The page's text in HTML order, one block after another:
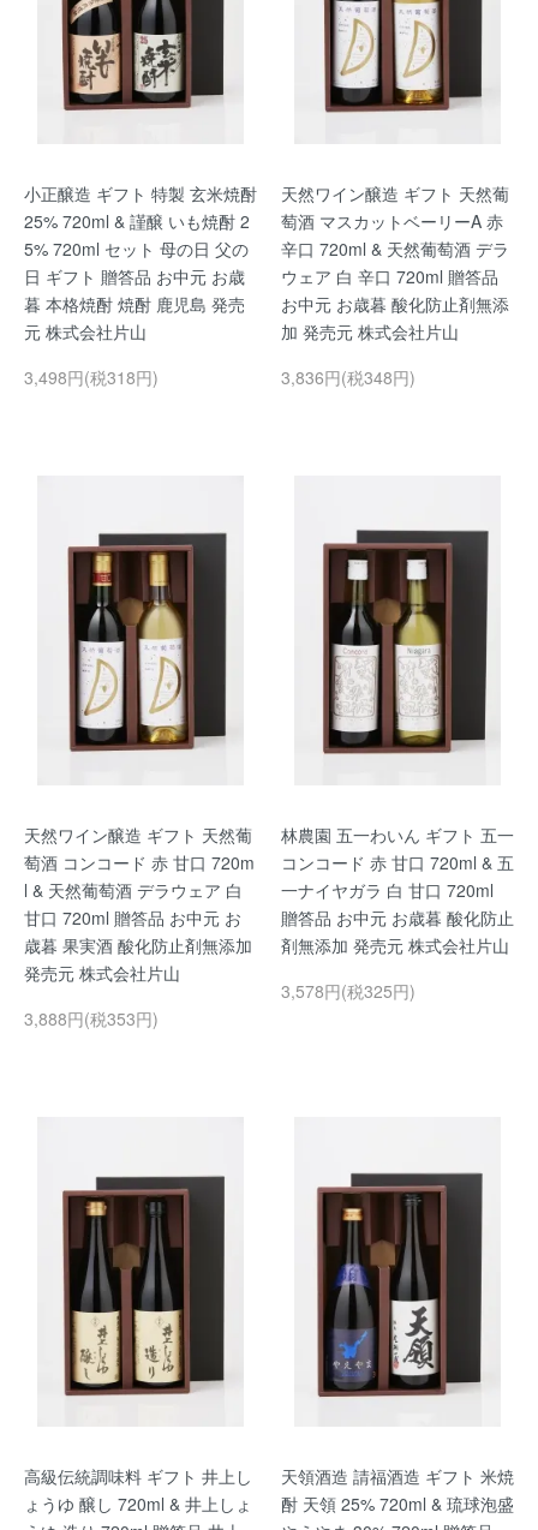
小正醸造 ギフト 特製 玄米焼酎
25% 720ml & 謹醸 いも焼酎 2
5% 720ml セット 母の日 父の
日 ギフト 贈答品 お中元 お歳
暮 本格焼酎 焼酎 鹿児島 発売
元 株式会社片山
3,498円(税318円)
天然ワイン醸造 ギフト 天然葡
萄酒 マスカットベーリーA 赤
辛口 720ml & 天然葡萄酒 デラ
ウェア 白 辛口 720ml 贈答品
お中元 お歳暮 酸化防止剤無添
加 発売元 株式会社片山
3,836円(税348円)
天然ワイン醸造 ギフト 天然葡
萄酒 コンコード 赤 甘口 720m
l & 天然葡萄酒 デラウェア 白
甘口 720ml 贈答品 お中元 お
歳暮 果実酒 酸化防止剤無添加
発売元 株式会社片山
3,888円(税353円)
林農園 五一わいん ギフト 五一
コンコード 赤 甘口 720ml & 五
一ナイヤガラ 白 甘口 720ml
贈答品 お中元 お歳暮 酸化防止
剤無添加 発売元 株式会社片山
3,578円(税325円)
高級伝統調味料 ギフト 井上し
ょうゆ 醸し 720ml & 井上しょ
天領酒造 請福酒造 ギフト 米焼
酎 天領 25% 720ml & 琉球泡盛